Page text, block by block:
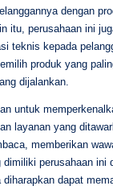
dengan
itu, perusahaan ini
teknis kepada
produk yang
dijalankan.
untuk
layanan yang
memberikan
dimiliki perusahaan ini
diharapkan dapat